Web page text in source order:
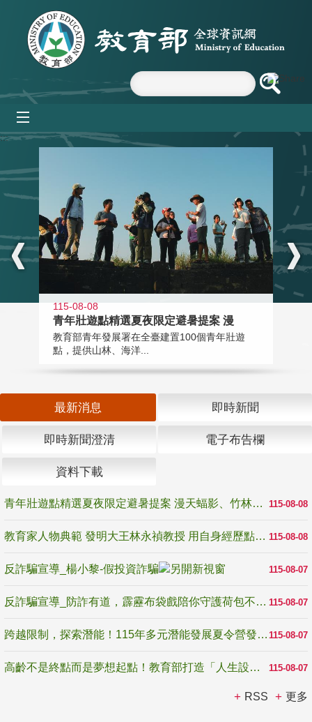
跳到主要內容區塊
:::
115-08-08
青年壯遊點精選夏夜限定避暑提案 漫
教育部青年發展署在全臺建置100個青年壯遊
點，提供山林、海洋...
最新消息 即時新聞
即時新聞澄清 電子布告欄
資料下載
115-08-08
青年壯遊點精選夏夜限定避暑提案 漫天蝠影、竹林尋蛙、茶香夜觀 邀青年暮色出發
115-08-08
教育家人物典範 發明大王林永禎教授 用自身經歷點亮學生的路
115-08-07
反詐騙宣導_楊小黎-假投資詐騙
115-08-07
反詐騙宣導_防詐有道，霹靂布袋戲陪你守護荷包不受騙
115-08-07
跨越限制，探索潛能！115年多元潛能發展夏令營發掘生命無限可能
115-08-07
高齡不是終點而是夢想起點！教育部打造「人生設計夢工場」 參展第3屆高齡健康產業博覽會
RSS 更多